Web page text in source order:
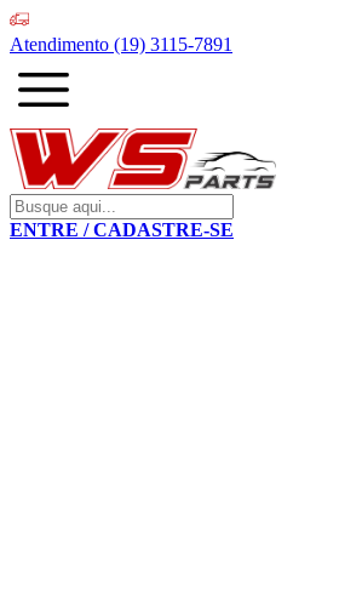
Atendimento (19) 3115-7891
ENTRE / CADASTRE-SE